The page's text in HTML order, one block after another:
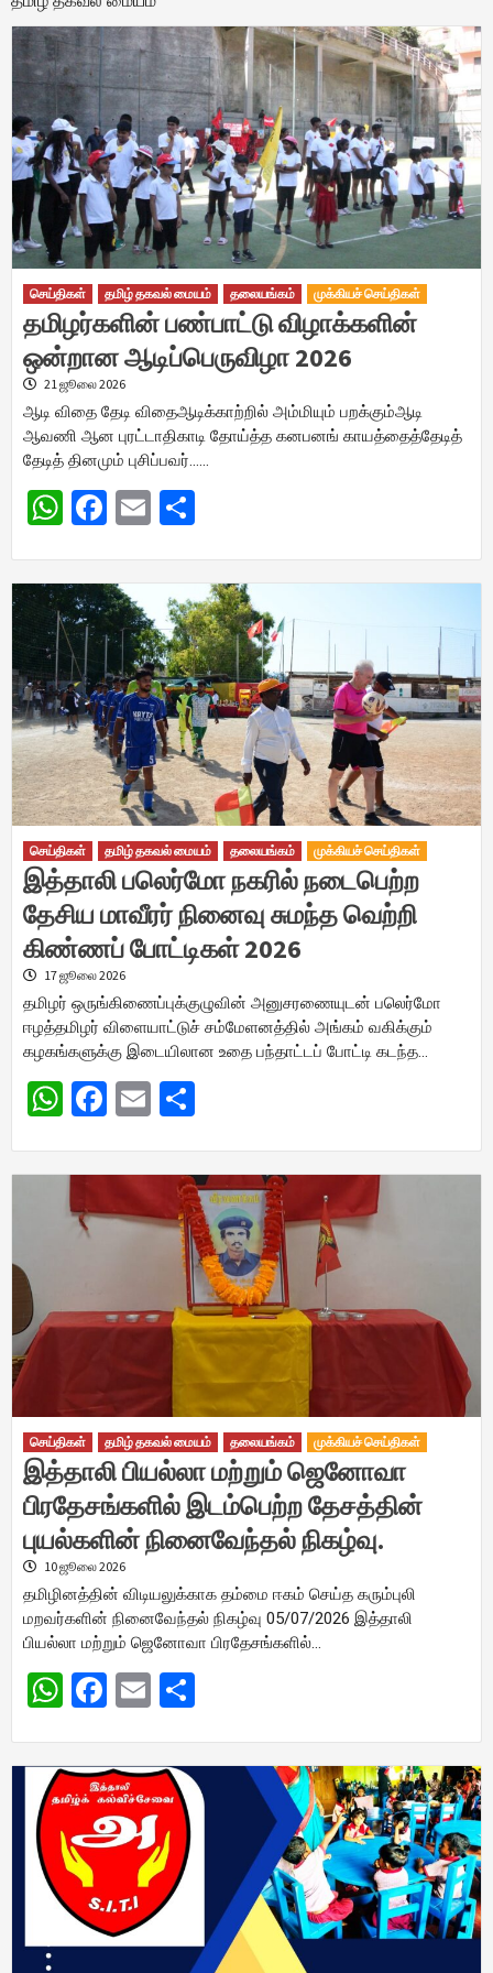
செய்திகள் தமிழ் தகவல் மையம் தலையங்கம் முக்கியச் செய்திகள்
தமிழர்களின் பண்பாட்டு விழாக்களின்
ஒன்றான ஆடிப்பெருவிழா 2026
21 ஜூலை 2026
ஆடி விதை தேடி விதைஆடிக்காற்றில் அம்மியும் பறக்கும்ஆடி
ஆவணி ஆன புரட்டாதிகாடி தோய்த்த கனபனங் காயத்தைத்தேடித்
தேடித் தினமும் புசிப்பவர்……
WhatsApp
Facebook
Email
செய்திகள் தமிழ் தகவல் மையம் தலையங்கம் முக்கியச் செய்திகள்
இத்தாலி பலெர்மோ நகரில் நடைபெற்ற
தேசிய மாவீரர் நினைவு சுமந்த வெற்றி
கிண்ணப் போட்டிகள் 2026
17 ஜூலை 2026
தமிழர் ஒருங்கிணைப்புக்குழுவின் அனுசரணையுடன் பலெர்மோ
ஈழத்தமிழர் விளையாட்டுச் சம்மேளனத்தில் அங்கம் வகிக்கும்
கழகங்களுக்கு இடையிலான உதை பந்தாட்டப் போட்டி கடந்த…
WhatsApp
Facebook
Email
செய்திகள் தமிழ் தகவல் மையம் தலையங்கம் முக்கியச் செய்திகள்
இத்தாலி பியல்லா மற்றும் ஜெனோவா
பிரதேசங்களில் இடம்பெற்ற தேசத்தின்
புயல்களின் நினைவேந்தல் நிகழ்வு.
10 ஜூலை 2026
தமிழினத்தின் விடியலுக்காக தம்மை ஈகம் செய்த கரும்புலி
மறவர்களின் நினைவேந்தல் நிகழ்வு 05/07/2026 இத்தாலி
பியல்லா மற்றும் ஜெனோவா பிரதேசங்களில்…
WhatsApp
Facebook
Email